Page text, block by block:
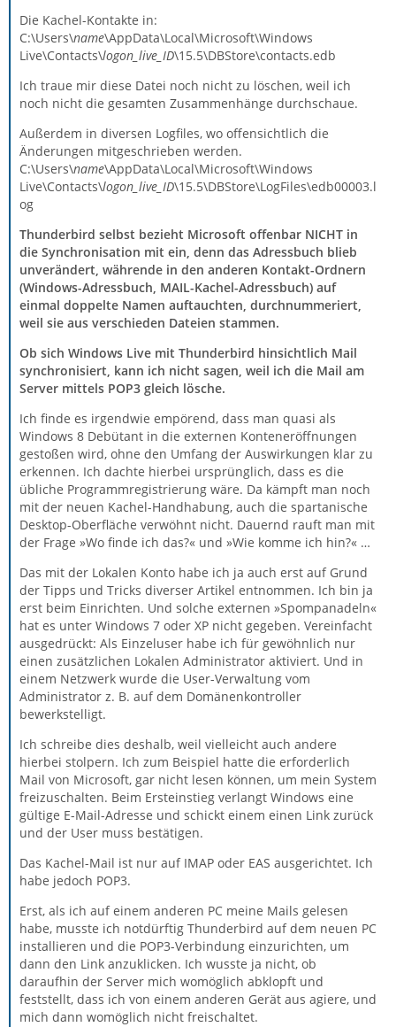
Die Kachel-Kontakte in:
C:\Users\name\AppData\Local\Microsoft\Windows
Live\Contacts\logon_live_ID\15.5\DBStore\contacts.edb
Ich traue mir diese Datei noch nicht zu löschen, weil ich
noch nicht die gesamten Zusammenhänge durchschaue.
Außerdem in diversen Logfiles, wo offensichtlich die
Änderungen mitgeschrieben werden.
C:\Users\name\AppData\Local\Microsoft\Windows
Live\Contacts\logon_live_ID\15.5\DBStore\LogFiles\edb00003.l
og
Thunderbird selbst bezieht Microsoft offenbar NICHT in
die Synchronisation mit ein, denn das Adressbuch blieb
unverändert, währende in den anderen Kontakt-Ordnern
(Windows-Adressbuch, MAIL-Kachel-Adressbuch) auf
einmal doppelte Namen auftauchten, durchnummeriert,
weil sie aus verschieden Dateien stammen.
Ob sich Windows Live mit Thunderbird hinsichtlich Mail
synchronisiert, kann ich nicht sagen, weil ich die Mail am
Server mittels POP3 gleich lösche.
Ich finde es irgendwie empörend, dass man quasi als
Windows 8 Debütant in die externen Konteneröffnungen
gestoßen wird, ohne den Umfang der Auswirkungen klar zu
erkennen. Ich dachte hierbei ursprünglich, dass es die
übliche Programmregistrierung wäre. Da kämpft man noch
mit der neuen Kachel-Handhabung, auch die spartanische
Desktop-Oberfläche verwöhnt nicht. Dauernd rauft man mit
der Frage »Wo finde ich das?« und »Wie komme ich hin?« …
Das mit der Lokalen Konto habe ich ja auch erst auf Grund
der Tipps und Tricks diverser Artikel entnommen. Ich bin ja
erst beim Einrichten. Und solche externen »Spompanadeln«
hat es unter Windows 7 oder XP nicht gegeben. Vereinfacht
ausgedrückt: Als Einzeluser habe ich für gewöhnlich nur
einen zusätzlichen Lokalen Administrator aktiviert. Und in
einem Netzwerk wurde die User-Verwaltung vom
Administrator z. B. auf dem Domänenkontroller
bewerkstelligt.
Ich schreibe dies deshalb, weil vielleicht auch andere
hierbei stolpern. Ich zum Beispiel hatte die erforderlich
Mail von Microsoft, gar nicht lesen können, um mein System
freizuschalten. Beim Ersteinstieg verlangt Windows eine
gültige E-Mail-Adresse und schickt einem einen Link zurück
und der User muss bestätigen.
Das Kachel-Mail ist nur auf IMAP oder EAS ausgerichtet. Ich
habe jedoch POP3.
Erst, als ich auf einem anderen PC meine Mails gelesen
habe, musste ich notdürftig Thunderbird auf dem neuen PC
installieren und die POP3-Verbindung einzurichten, um
dann den Link anzuklicken. Ich wusste ja nicht, ob
daraufhin der Server mich womöglich abklopft und
feststellt, dass ich von einem anderen Gerät aus agiere, und
mich dann womöglich nicht freischaltet.